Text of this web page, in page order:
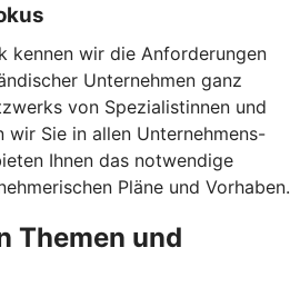
kennen wir die Anforderungen
Unternehmen ganz
von Spezialistinnen und
wir Sie in allen Unternehmens-
Ihnen das notwendige
Pläne und Vorhaben.
Themen und